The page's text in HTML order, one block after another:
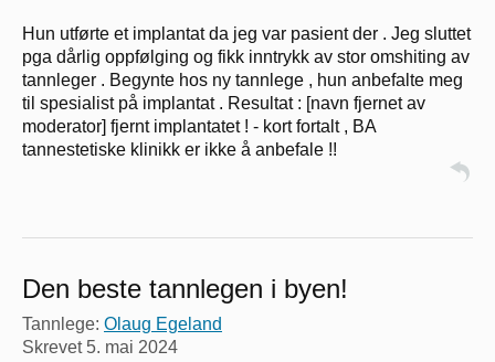
Hun utførte et implantat da jeg var pasient der . Jeg sluttet
pga dårlig oppfølging og fikk inntrykk av stor omshiting av
tannleger . Begynte hos ny tannlege , hun anbefalte meg
til spesialist på implantat . Resultat : [navn fjernet av
moderator] fjernt implantatet ! - kort fortalt , BA
tannestetiske klinikk er ikke å anbefale !!
Den beste tannlegen i byen!
Tannlege: Olaug Egeland
Skrevet 5. mai 2024